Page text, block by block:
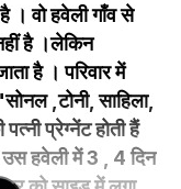
। वो हवेली गाँव से
है ।लेकिन
है । परिवार में
,टोनी, साहिला,
प्रेग्नेंट होती हैं
उस हवेली में 3 , 4 दिन